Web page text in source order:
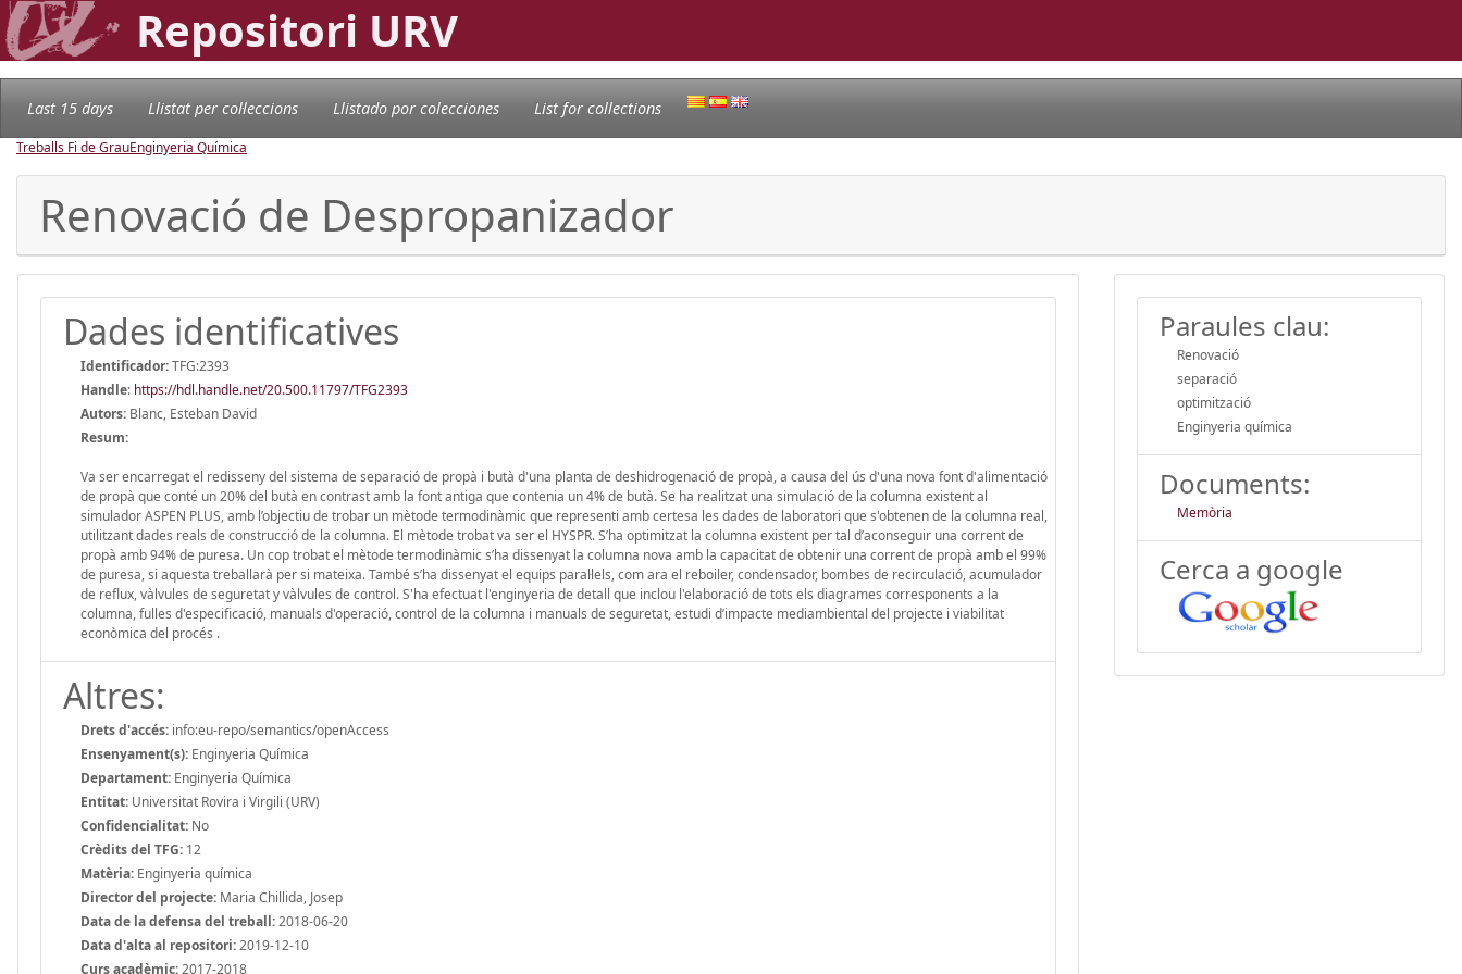
Repositori URV
Last 15 days Llistat per col·leccions Llistado por colecciones List for collections
Treballs Fi de GrauEnginyeria Química
Renovació de Despropanizador
Dades identificatives
Identificador:TFG:2393
Handle: https://hdl.handle.net/20.500.11797/TFG2393
Autors: Blanc, Esteban David
Resum:
Va ser encarregat el redisseny del sistema de separació de propà i butà d'una planta de deshidrogenació de propà, a causa del ús d'una nova font d'alimentació
de propà que conté un 20% del butà en contrast amb la font antiga que contenia un 4% de butà. Se ha realitzat una simulació de la columna existent al
simulador ASPEN PLUS, amb l’objectiu de trobar un mètode termodinàmic que representi amb certesa les dades de laboratori que s'obtenen de la columna real,
utilitzant dades reals de construcció de la columna. El mètode trobat va ser el HYSPR. S’ha optimitzat la columna existent per tal d’aconseguir una corrent de
propà amb 94% de puresa. Un cop trobat el mètode termodinàmic s’ha dissenyat la columna nova amb la capacitat de obtenir una corrent de propà amb el 99%
de puresa, si aquesta treballarà per si mateixa. També s’ha dissenyat el equips paral·lels, com ara el reboiler, condensador, bombes de recirculació, acumulador
de reflux, vàlvules de seguretat y vàlvules de control. S'ha efectuat l'enginyeria de detall que inclou l'elaboració de tots els diagrames corresponents a la
columna, fulles d'especificació, manuals d'operació, control de la columna i manuals de seguretat, estudi d’impacte mediambiental del projecte i viabilitat
econòmica del procés .
Altres:
Drets d'accés: info:eu-repo/semantics/openAccess
Ensenyament(s): Enginyeria Química
Departament: Enginyeria Química
Entitat: Universitat Rovira i Virgili (URV)
Confidencialitat: No
Crèdits del TFG: 12
Matèria: Enginyeria química
Director del projecte: Maria Chillida, Josep
Data de la defensa del treball:2018-06-20
Data d'alta al repositori:2019-12-10
Curs acadèmic:2017-2018
Paraules clau:
Renovació
separació
optimització
Enginyeria química
Documents:
Memòria
Cerca a google